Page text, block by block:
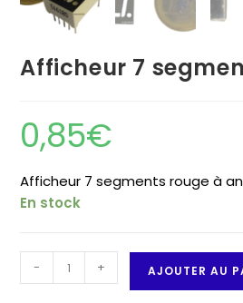
Afficheur 7
0,85€
Afficheur 7 segments rouge à
En stock
quantité
de
- + AJOUTER AU